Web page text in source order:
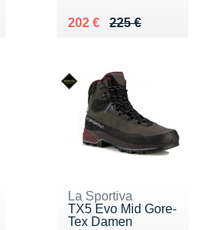
225 €
Au lieu de 225 €
202 €
Vendu 202 €
La Sportiva
TX5 Evo Mid Gore-
Tex Damen